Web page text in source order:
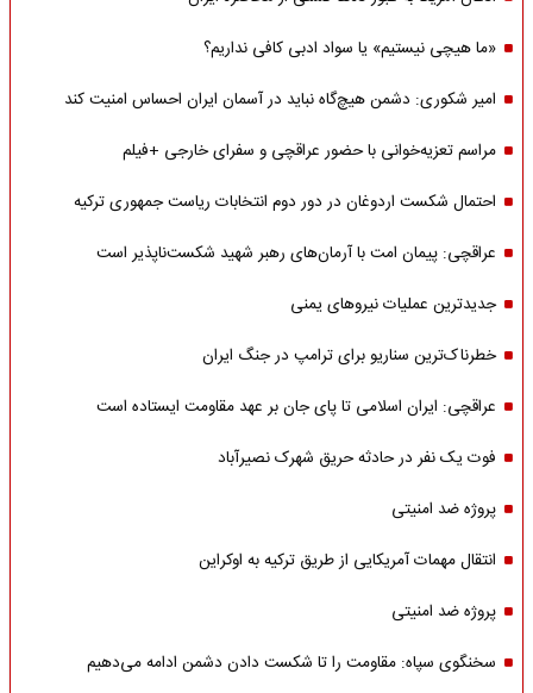
«ما هیچی نیستیم» یا سواد ادبی کافی نداریم؟
امیر شکوری: دشمن هیچ‌گاه نباید در آسمان ایران احساس امنیت کند
مراسم تعزیه‌خوانی با حضور عراقچی و سفرای خارجی +فیلم
احتمال شکست اردوغان در دور دوم انتخابات ریاست جمهوری ترکیه
عراقچی: پیمان امت با آرمان‌های رهبر شهید شکست‌ناپذیر است
جدیدترین عملیات نیروهای یمنی
خطرناک‌ترین سناریو برای ترامپ در جنگ ایران
عراقچی: ایران اسلامی تا پای جان بر عهد مقاومت ایستاده است
فوت یک نفر در حادثه حریق شهرک نصیرآباد
پروژه ضد امنیتی
انتقال مهمات آمریکایی از طریق ترکیه به اوکراین
پروژه ضد امنیتی
سخنگوی سپاه: مقاومت را تا شکست دادن دشمن ادامه می‌دهیم